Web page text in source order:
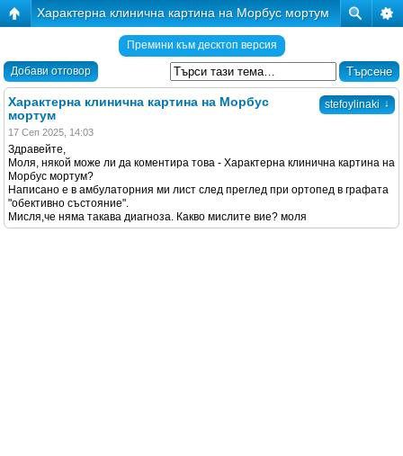
Характерна клинична картина на Морбус мортум
Премини към десктоп версия
Добави отговор
stefoylinaki ↓
Характерна клинична картина на Морбус
мортум
17 Сеп 2025, 14:03
Здравейте,
Моля, някой може ли да коментира това - Характерна клинична картина на
Морбус мортум?
Написано е в амбулаторния ми лист след преглед при ортопед в графата
"обективно състояние".
Мисля,че няма такава диагноза. Какво мислите вие? моля